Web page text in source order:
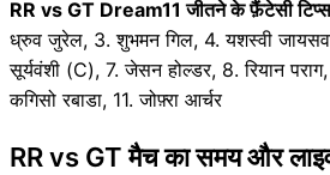
RR vs GT Dream11 जीतने के फ़ैंटेसी टिप्स
ध्रुव जुरेल, 3. शुभमन गिल, 4. यशस्वी
सूर्यवंशी (C), 7. जेसन होल्डर, 8. रियान
कगिसो रबाडा, 11. जोफ़्रा आर्चर
RR vs GT मैच का समय और लाइव